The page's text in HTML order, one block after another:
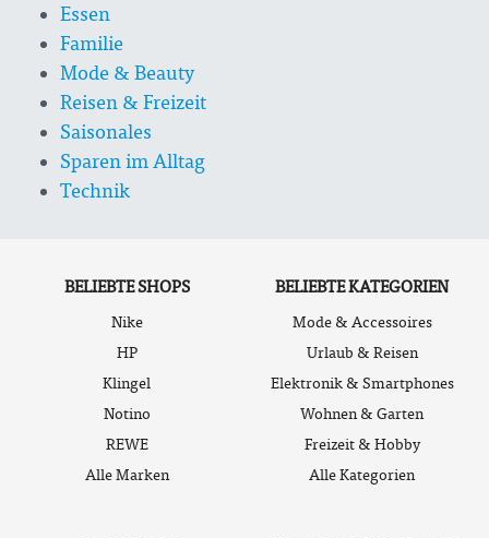
Essen
Familie
Mode & Beauty
Reisen & Freizeit
Saisonales
Sparen im Alltag
Technik
BELIEBTE SHOPS
Nike
HP
Klingel
Notino
REWE
Alle Marken
BELIEBTE KATEGORIEN
Mode & Accessoires
Urlaub & Reisen
Elektronik & Smartphones
Wohnen & Garten
Freizeit & Hobby
Alle Kategorien